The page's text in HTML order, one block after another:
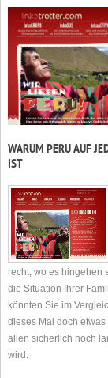
WARUM PERU AUF
IST
recht, wo es hingehen
die Situation Ihrer
könnten Sie im
dieses Mal doch
allen sicherlich noch
wird.